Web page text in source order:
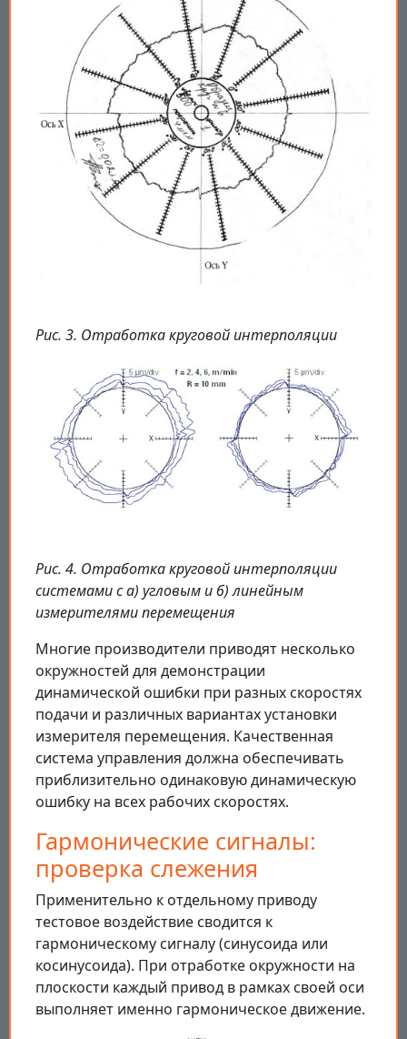
Рис. 3. Отработка круговой интерполяции
Рис. 4. Отработка круговой интерполяции
системами с а) угловым и б) линейным
измерителями перемещения
Многие производители приводят несколько
окружностей для демонстрации
динамической ошибки при разных скоростях
подачи и различных вариантах установки
измерителя перемещения. Качественная
система управления должна обеспечивать
приблизительно одинаковую динамическую
ошибку на всех рабочих скоростях.
Гармонические сигналы:
проверка слежения
Применительно к отдельному приводу
тестовое воздействие сводится к
гармоническому сигналу (синусоида или
косинусоида). При отработке окружности на
плоскости каждый привод в рамках своей оси
выполняет именно гармоническое движение.